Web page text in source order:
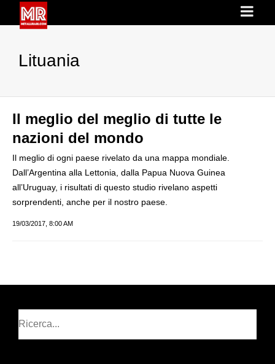
Lituania
Il meglio del meglio di tutte le
nazioni del mondo
Il meglio di ogni paese rivelato da una mappa mondiale.
Dall’Argentina alla Lettonia, dalla Papua Nuova Guinea
all’Uruguay, i risultati di questo studio rivelano aspetti
sorprendenti, anche per il nostro paese.
19/03/2017, 8:00 AM